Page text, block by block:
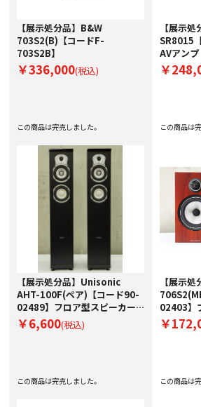
【展示処分品】B&W
703S2(B)【コードF-
703S2B】
￥336,000(税込)
この商品は完売しました。
【展示
SR8015
AVアン
￥
この商品は
【展示処分品】Unisonic
AHT-100F(ペア)【コード90-
02489】フロア型スピーカー
（ペア）
￥6,600(税込)
この商品は完売しました。
【展示
02403】
ーカー(
￥
この商品は